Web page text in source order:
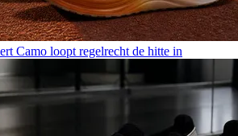
Camo loopt regelrecht de hitte in